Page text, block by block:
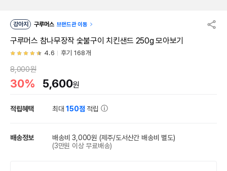
강아지 구루머스 브랜드관 이동
구루머스 참나무장작 숯불구이 치킨샌드 250g 모아보기
4.6 후기 168개
8,000원
30% 5,600원
적립혜택 최대150점 적립
배송정보 배송비 3,000원 (제주/도서산간 배송비 별도)
(3만원 이상 무료배송)